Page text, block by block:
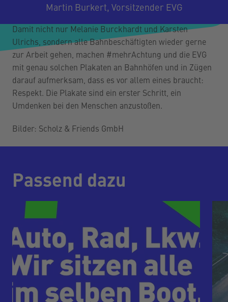
Martin Burkert, Vorsitzender EVG
Damit nicht nur Melanie Burckhardt und Karsten
Ulrichs, sondern alle Bahnbeschäftigten wieder gerne
zur Arbeit gehen, machen #mehrAchtung und die EVG
mit genau solchen Plakaten an Bahnhöfen und in Zügen
darauf aufmerksam, dass es vor allem eines braucht:
Respekt. Die Plakate sind ein erster Schritt, ein
Umdenken bei den Menschen anzustoßen.
Bilder: Scholz & Friends GmbH
Passend dazu